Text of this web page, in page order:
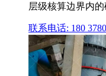
层级核算边界内
联系电话: 180